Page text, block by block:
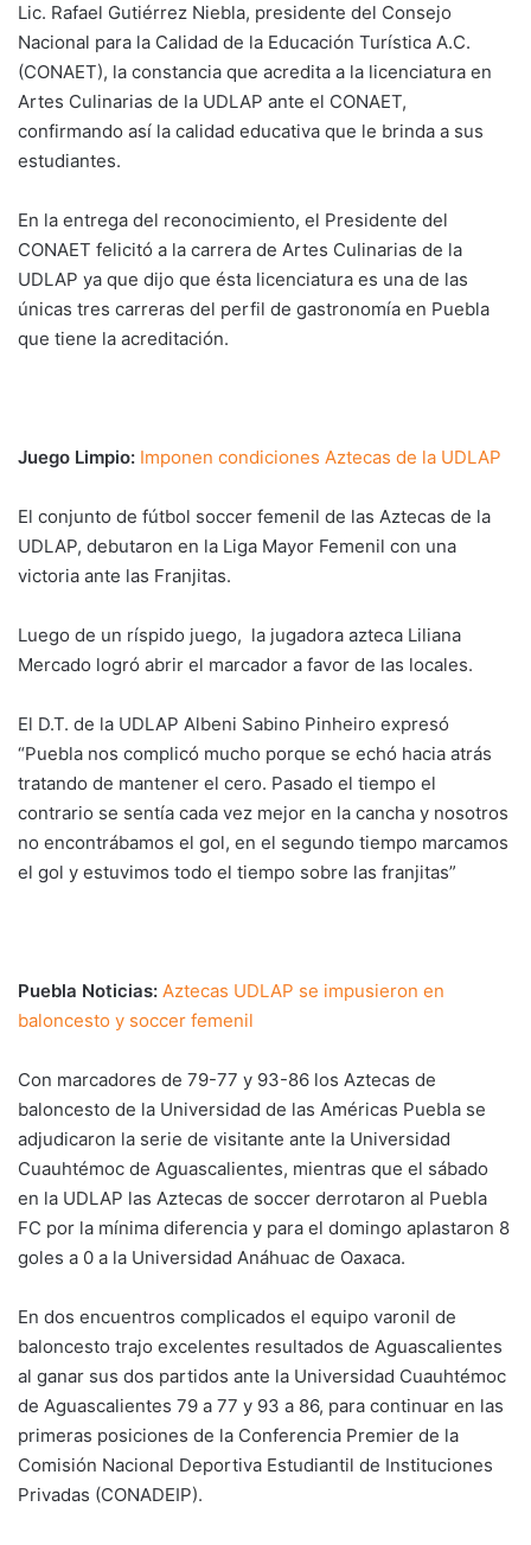
Lic. Rafael Gutiérrez Niebla, presidente del Consejo
Nacional para la Calidad de la Educación Turística A.C.
(CONAET), la constancia que acredita a la licenciatura en
Artes Culinarias de la UDLAP ante el CONAET,
confirmando así la calidad educativa que le brinda a sus
estudiantes.
En la entrega del reconocimiento, el Presidente del
CONAET felicitó a la carrera de Artes Culinarias de la
UDLAP ya que dijo que ésta licenciatura es una de las
únicas tres carreras del perfil de gastronomía en Puebla
que tiene la acreditación.
Juego Limpio: Imponen condiciones Aztecas de la UDLAP
El conjunto de fútbol soccer femenil de las Aztecas de la
UDLAP, debutaron en la Liga Mayor Femenil con una
victoria ante las Franjitas.
Luego de un ríspido juego, la jugadora azteca Liliana
Mercado logró abrir el marcador a favor de las locales.
El D.T. de la UDLAP Albeni Sabino Pinheiro expresó
“Puebla nos complicó mucho porque se echó hacia atrás
tratando de mantener el cero. Pasado el tiempo el
contrario se sentía cada vez mejor en la cancha y nosotros
no encontrábamos el gol, en el segundo tiempo marcamos
el gol y estuvimos todo el tiempo sobre las franjitas”
Puebla Noticias: Aztecas UDLAP se impusieron en
baloncesto y soccer femenil
Con marcadores de 79-77 y 93-86 los Aztecas de
baloncesto de la Universidad de las Américas Puebla se
adjudicaron la serie de visitante ante la Universidad
Cuauhtémoc de Aguascalientes, mientras que el sábado
en la UDLAP las Aztecas de soccer derrotaron al Puebla
FC por la mínima diferencia y para el domingo aplastaron 8
goles a 0 a la Universidad Anáhuac de Oaxaca.
En dos encuentros complicados el equipo varonil de
baloncesto trajo excelentes resultados de Aguascalientes
al ganar sus dos partidos ante la Universidad Cuauhtémoc
de Aguascalientes 79 a 77 y 93 a 86, para continuar en las
primeras posiciones de la Conferencia Premier de la
Comisión Nacional Deportiva Estudiantil de Instituciones
Privadas (CONADEIP).